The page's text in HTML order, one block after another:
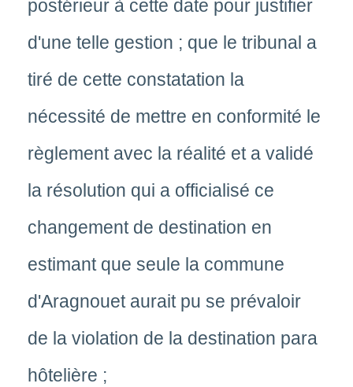
postérieur à cette date pour justifier
d'une telle gestion ; que le tribunal a
tiré de cette constatation la
nécessité de mettre en conformité le
règlement avec la réalité et a validé
la résolution qui a officialisé ce
changement de destination en
estimant que seule la commune
d'Aragnouet aurait pu se prévaloir
de la violation de la destination para
hôtelière ;